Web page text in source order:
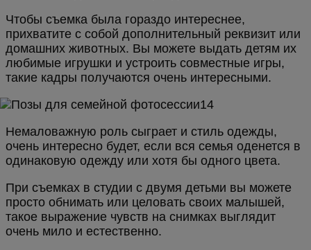
Чтобы съемка была гораздо интереснее,
прихватите с собой дополнительный реквизит или
домашних животных. Вы можете выдать детям их
любимые игрушки и устроить совместные игры,
такие кадры получаются очень интересными.
Немаловажную роль сыграет и стиль одежды,
очень интересно будет, если вся семья оденется в
одинаковую одежду или хотя бы одного цвета.
При съемках в студии с двумя детьми вы можете
просто обнимать или целовать своих малышей,
такое выражение чувств на снимках выглядит
очень мило и естественно.